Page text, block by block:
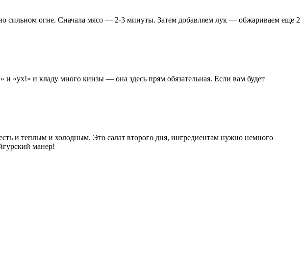
сильном огне. Сначала мясо — 2-3 минуты. Затем добавляем лук — обжариваем еще 2
«ух!» и кладу много кинзы — она здесь прям обязательная. Если вам будет
и теплым и холодным. Это салат второго дня, ингредиентам нужно немного
манер!